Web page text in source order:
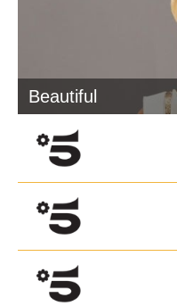
Beautiful